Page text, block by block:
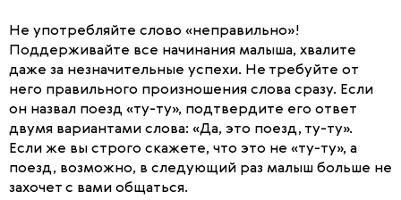
Не употребляйте слово «неправильно»!
Поддерживайте все начинания малыша, хвалите
даже за незначительные успехи. Не требуйте от
него правильного произношения слова сразу. Если
он назвал поезд «ту-ту», подтвердите его ответ
двумя вариантами слова: «Да, это поезд, ту-ту».
Если же вы строго скажете, что это не «ту-ту», а
поезд, возможно, в следующий раз малыш больше не
захочет с вами общаться.